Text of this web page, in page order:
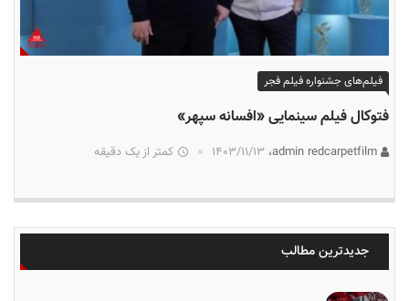
فیلم‌های جشنواره فیلم فجر
فتوکال فیلم سینمایی «افسانه سپهر»
۱۴۰۳/۱۱/۱۳ کمتر از یک دقیقه
جدیدترین مطالب